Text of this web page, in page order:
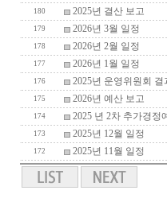
180 2025년 결산 보고
179 2026년 3월 일정
178 2026년 2월 일정
177 2026년 1월 일정
176 2025년 운영위원회 결
175 2026년 예산 보고
174 2025 년 2차 추가경정
173 2025년 12월 일정
172 2025년 11월 일정